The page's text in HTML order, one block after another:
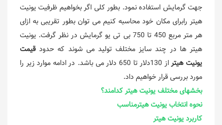
جهت گرمایش استفاده نمود. بطور کلی اگر بخواهیم ظرفیت یونیت
هیتر رابرای مکان خود محاسبه کنیم می توان بطور تقریبی به ازای
هر متر مربع 450 تا 750 بی تی یو گرمایش در نظر گرفت. یونیت
هیتر ها در چند سایز مختلف تولید می شوند که حدود قیمت
یونیت هیتر
از 130دلار تا 650 دلار می باشد. در ادامه موارد زیر را
مورد بررسی قرار خواهیم داد.
بخشهای مختلف یونیت هیتر کدامند؟
نحوه انتخاب یونیت هیترمناسب
کاربرد یونیت هیتر